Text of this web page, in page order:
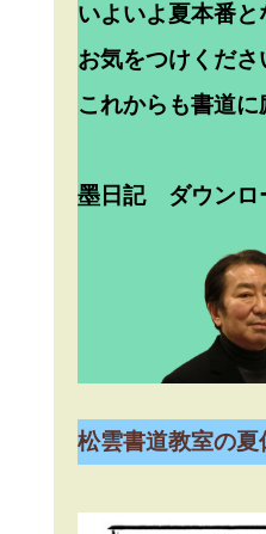
いよいよ夏本番
お気をつけくださ
これからも書道に
墨日記 ダウンロ
松雲書道教室の夏